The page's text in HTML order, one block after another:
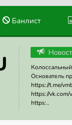
Банлист
Основатель
https://t.me/
https://vk.com/
https:..